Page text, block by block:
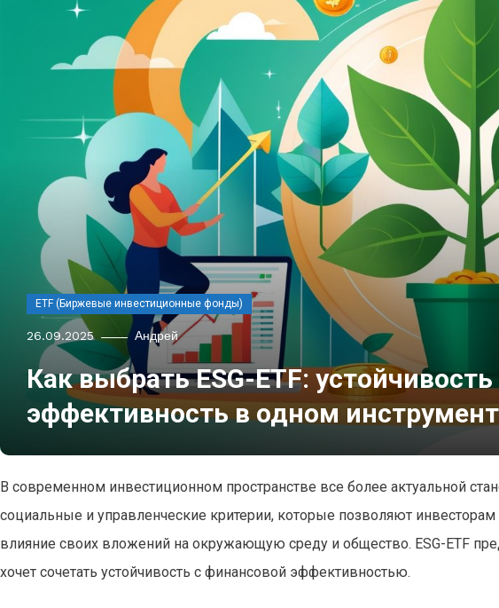
ETF (Биржевые инвестиционные фонды)
26.09.2025 Андрей
Как выбрать ESG-ETF:
эффективность в одном
В современном инвестиционном пространстве все более актуальной
социальные и управленческие критерии, которые позволяют
влияние своих вложений на окружающую среду и общество. ESG-ETF
хочет сочетать устойчивость с финансовой эффективностью.